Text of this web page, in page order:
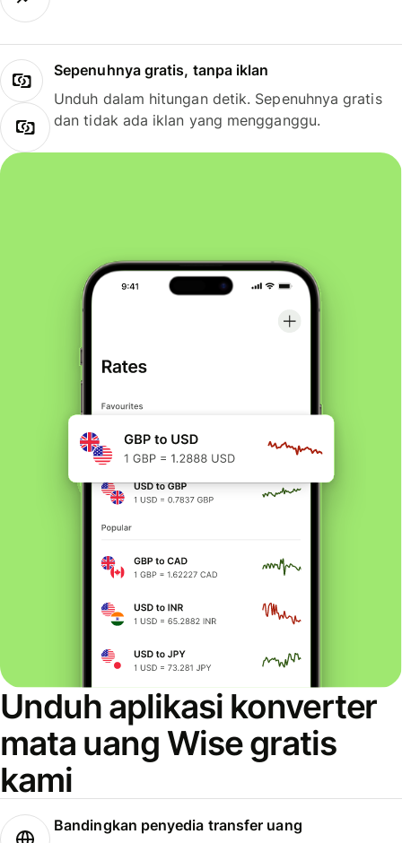
Sepenuhnya gratis, tanpa iklan
Unduh dalam hitungan detik. Sepenuhnya gratis
dan tidak ada iklan yang mengganggu.
Unduh aplikasi konverter
mata uang Wise gratis
kami
Bandingkan penyedia transfer uang